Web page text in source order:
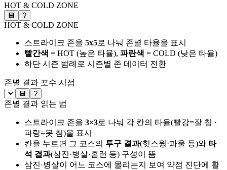
HOT & COLD ZONE
💾 ?
HOT & COLD ZONE
스트라이크 존을 5x5로 나눠 존별 타율을 표시
빨간색 = HOT (높은 타율), 파란색 = COLD (낮은 타율)
하단 시즌 범례로 시즌별 존 데이터 전환
존별 결과 포수 시점
💾 ?
존별 결과 읽는 법
스트라이크 존을 3×3로 나눠 각 칸의 타율(빨강=잘 침 ·
파랑=못 침)을 표시
칸을 누르면 그 코스의 투구 결과(헛스윙·파울 등)와 타
석 결과(삼진·병살·홈런 등) 구성이 뜸
삼진·병살이 어느 코스에 몰리는지 보여 약점 진단에 활